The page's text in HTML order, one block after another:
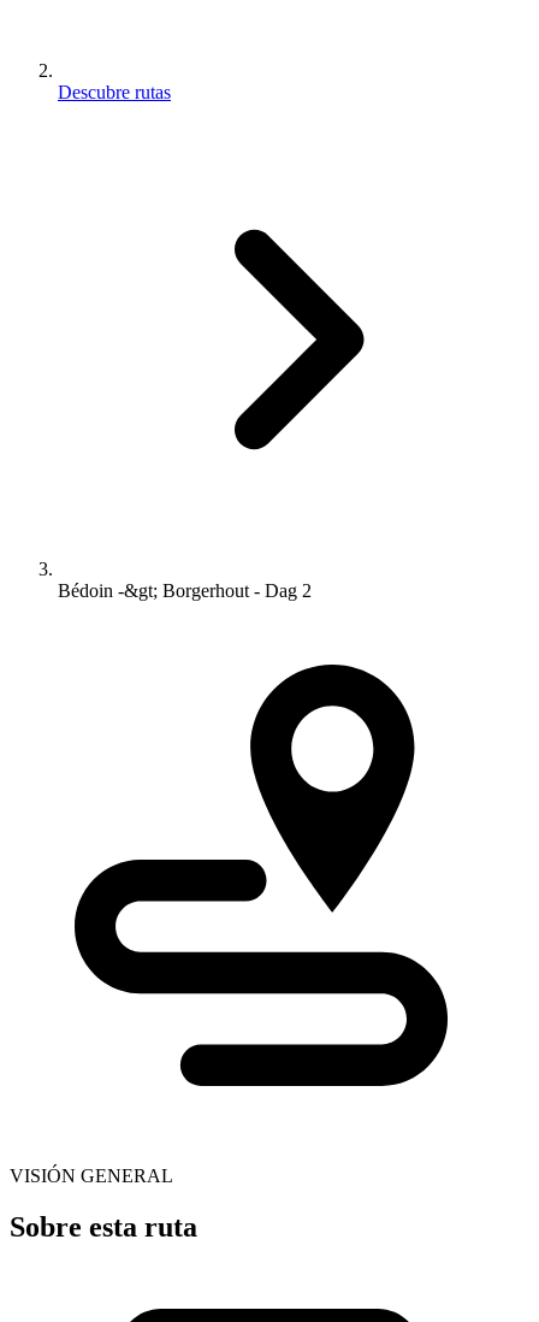
Descubre rutas
Bédoin -&gt; Borgerhout - Dag 2
VISIÓN GENERAL
Sobre esta ruta